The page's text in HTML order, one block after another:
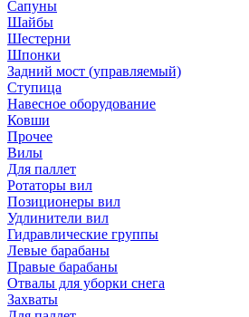
Сапуны
Шайбы
Шестерни
Шпонки
Задний мост (управляемый)
Ступица
Навесное оборудование
Ковши
Прочее
Вилы
Для паллет
Ротаторы вил
Позиционеры вил
Удлинители вил
Гидравлические группы
Левые барабаны
Правые барабаны
Отвалы для уборки снега
Захваты